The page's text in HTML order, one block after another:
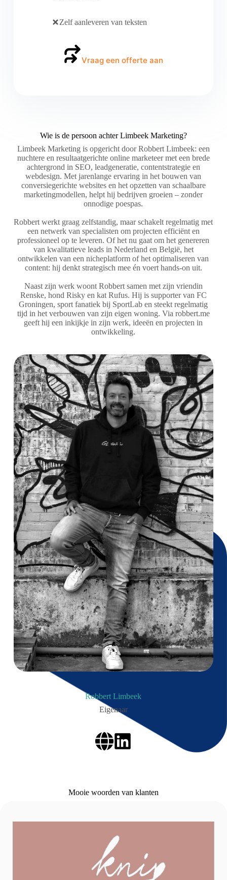
Zelf aanleveren van teksten
Vraag een offerte aan
Wie is de persoon achter Limbeek Marketing?
Limbeek Marketing is opgericht door Robbert Limbeek: een
nuchtere en resultaatgerichte online marketeer met een brede
achtergrond in SEO, leadgeneratie, contentstrategie en
webdesign. Met jarenlange ervaring in het bouwen van
conversiegerichte websites en het opzetten van schaalbare
marketingmodellen, helpt hij bedrijven groeien – zonder
onnodige poespas.
Robbert werkt graag zelfstandig, maar schakelt regelmatig met
een netwerk van specialisten om projecten efficiënt en
professioneel op te leveren. Of het nu gaat om het genereren
van kwalitatieve leads in Nederland en België, het
ontwikkelen van een nicheplatform of het optimaliseren van
content: hij denkt strategisch mee én voert hands-on uit.
Naast zijn werk woont Robbert samen met zijn vriendin
Renske, hond Risky en kat Rufus. Hij is supporter van FC
Groningen, sport fanatiek bij SportLab en steekt regelmatig
tijd in het verbouwen van zijn eigen woning. Via robbert.me
geeft hij een inkijkje in zijn werk, ideeën en projecten in
ontwikkeling.
Robbert Limbeek
Eigenaar
Mooie woorden van klanten